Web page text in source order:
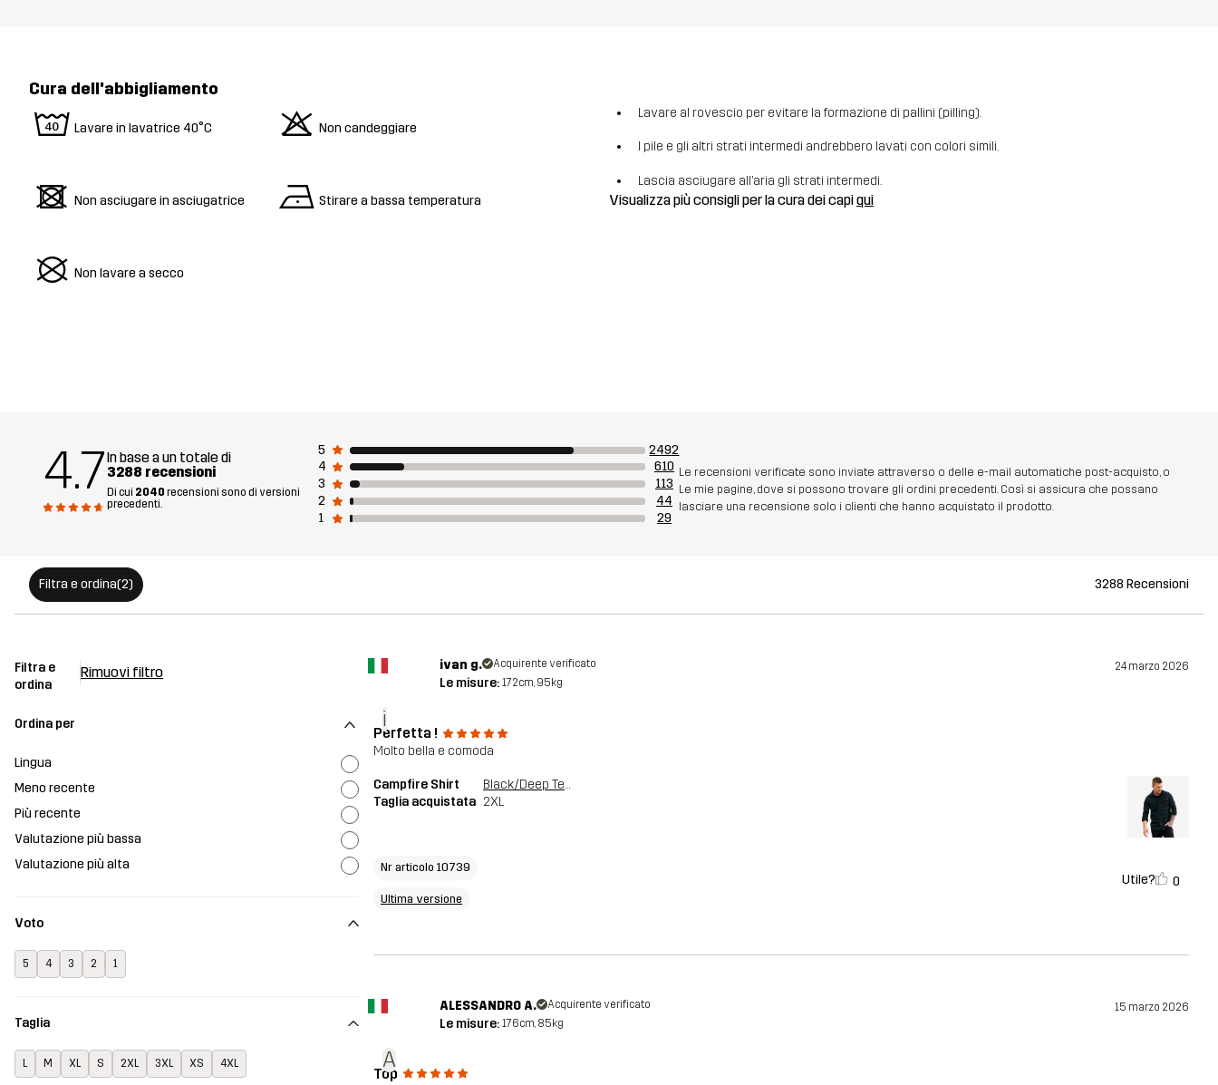
Cura dell'abbigliamento
8 Lavare in lavatrice 40°C o Non candeggiare
d Non asciugare in asciugatrice n Stirare a bassa temperatura
U Non lavare a secco
Lavare al rovescio per evitare la formazione di pallini (pilling).
I pile e gli altri strati intermedi andrebbero lavati con colori simili.
Lascia asciugare all’aria gli strati intermedi.
Visualizza più consigli per la cura dei capiqui
4.7In base a un totale di
3288 recensioni
Di cui 2040 recensioni sono di versioni
precedenti.
5
2492
4
610
3
113
2
44
1
29
Le recensioni verificate sono inviate attraverso o delle e-mail automatiche post-acquisto, o
Le mie pagine, dove si possono trovare gli ordini precedenti. Così si assicura che possano
lasciare una recensione solo i clienti che hanno acquistato il prodotto.
Filtra e ordina(2) 3288 Recensioni
Filtra e
ordina
Rimuovi filtro
Ordina per
Lingua
Meno recente
Più recente
Valutazione più bassa
Valutazione più alta
Voto
5 4 3 2 1
Taglia
L M XL S 2XL 3XL XS 4XL
i
ivan g. Acquirente verificato 24 marzo 2026
Le misure: 172cm, 95kg
Perfetta !
Molto bella e comoda
Campfire Shirt
Black/Deep Teal
Taglia acquistata 2XL
Nr articolo 10739
Ultima versione
Utile? 0
A
ALESSANDRO A. Acquirente verificato 15 marzo 2026
Le misure: 176cm, 85kg
Top